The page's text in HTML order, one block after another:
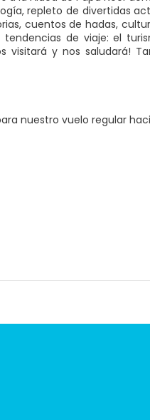
repleto de divertidas
cuentos de hadas,
de viaje: el
visitará y nos saludará!
nuestro vuelo regular